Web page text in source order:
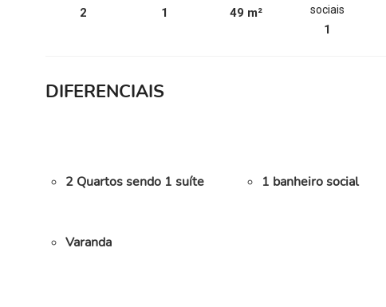
2 1 49 m²
sociais
1
DIFERENCIAIS
2 Quartos sendo 1 suíte 1 banheiro social
Varanda